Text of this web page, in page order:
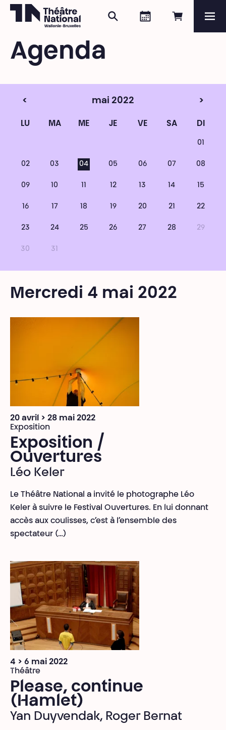
Réserver
Agenda
Rechercher
Agenda
< mai 2022 >
LU MA ME JE VE SA DI
01
02 03 04 05 06 07 08
09 10 11 12 13 14 15
16 17 18 19 20 21 22
23 24 25 26 27 28 29
30 31
Mercredi 4 mai 2022
20 avril > 28 mai 2022
Exposition
Exposition /
Ouvertures
Léo Keler
Le Théâtre National a invité le photographe Léo
Keler à suivre le Festival Ouvertures. En lui donnant
accès aux coulisses, c’est à l’ensemble des
spectateur (…)
4 > 6 mai 2022
Théâtre
Please, continue
(Hamlet)
Yan Duyvendak, Roger Bernat